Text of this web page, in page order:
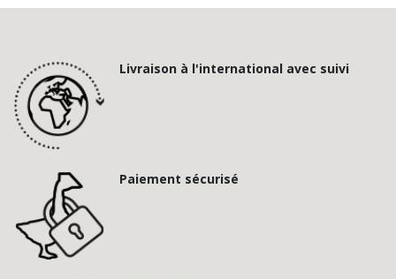
Livraison à l'international avec suivi
Paiement sécurisé